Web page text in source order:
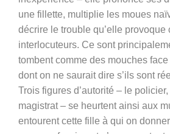
une fillette, multiplie les moues
décrire le trouble qu’elle provoque
interlocuteurs. Ce sont
tombent comme des mouches
dont on ne saurait dire s’ils sont
Trois figures d’autorité – le
magistrat – se heurtent ainsi aux
entourent cette fille à qui on